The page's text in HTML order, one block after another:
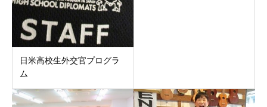
日米高校生外交官プログラ
ム